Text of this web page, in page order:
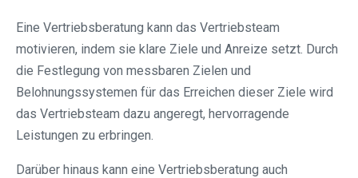
Eine Vertriebsberatung kann das Vertriebsteam
motivieren, indem sie klare Ziele und Anreize setzt. Durch
die Festlegung von messbaren Zielen und
Belohnungssystemen für das Erreichen dieser Ziele wird
das Vertriebsteam dazu angeregt, hervorragende
Leistungen zu erbringen.
Darüber hinaus kann eine Vertriebsberatung auch